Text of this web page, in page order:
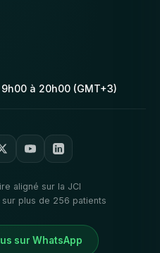
à 20h00 (GMT+3)
aligné sur la JCI
plus de 256 patients
sur WhatsApp